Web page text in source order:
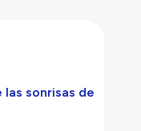
las sonrisas de